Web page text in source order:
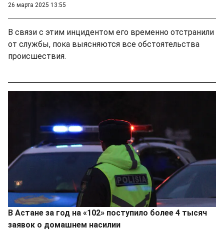
26 марта 2025 13:55
В связи с этим инцидентом его временно отстранили
от службы, пока выясняются все обстоятельства
происшествия.
В Астане за год на «102» поступило более 4 тысяч
заявок о домашнем насилии